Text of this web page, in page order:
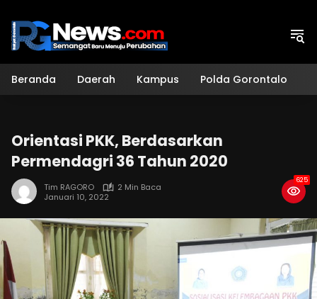
konten
Beranda Daerah Kampus Polda Gorontalo
Orientasi PKK, Berdasarkan
Permendagri 36 Tahun 2020
Tim RAGORO
2 Min Baca
Januari 10, 2022
625